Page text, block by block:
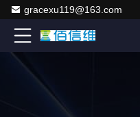
gracexu119@163.com